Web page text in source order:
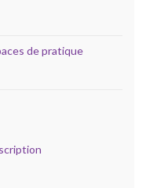
de pratique